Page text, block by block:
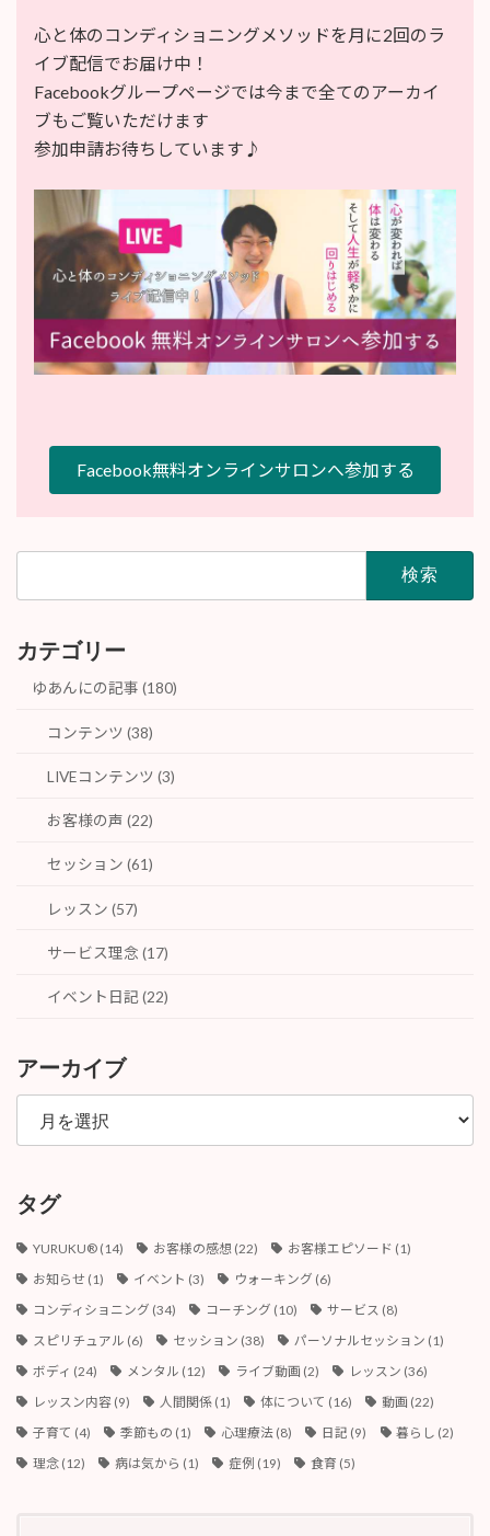
心と体のコンディショニングメソッドを月に2回のラ
イブ配信でお届け中！
Facebookグループページでは今まで全てのアーカイ
ブもご覧いただけます
参加申請お待ちしています♪
Facebook無料オンラインサロンへ参加する
カテゴリー
ゆあんにの記事 (180)
コンテンツ (38)
LIVEコンテンツ (3)
お客様の声 (22)
セッション (61)
レッスン (57)
サービス理念 (17)
イベント日記 (22)
アーカイブ
ア
カ
ブ
タグ
YURUKU®︎(14) お客様の感想 (22) お客様エピソード (1)
お知らせ (1) イベント (3) ウォーキング (6)
コンディショニング (34) コーチング (10) サービス (8)
スピリチュアル (6) セッション (38) パーソナルセッション (1)
ボディ (24) メンタル (12) ライブ動画 (2) レッスン (36)
レッスン内容(9) 人間関係(1) 体について (16) 動画 (22)
子育て (4) 季節もの (1) 心理療法 (8) 日記 (9) 暮らし (2)
理念(12) 病は気から (1) 症例 (19) 食育 (5)